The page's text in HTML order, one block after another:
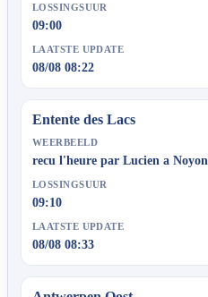
LOSSINGSUUR
09:00
LAATSTE UPDATE
08/08 08:22
Entente des Lacs
WEERBEELD
recu l'heure par Lucien a Noyon
LOSSINGSUUR
09:10
LAATSTE UPDATE
08/08 08:33